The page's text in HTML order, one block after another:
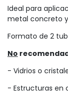
Ideal para
metal concreto
Formato de 2
No
- Vidrios o
- Estructuras en